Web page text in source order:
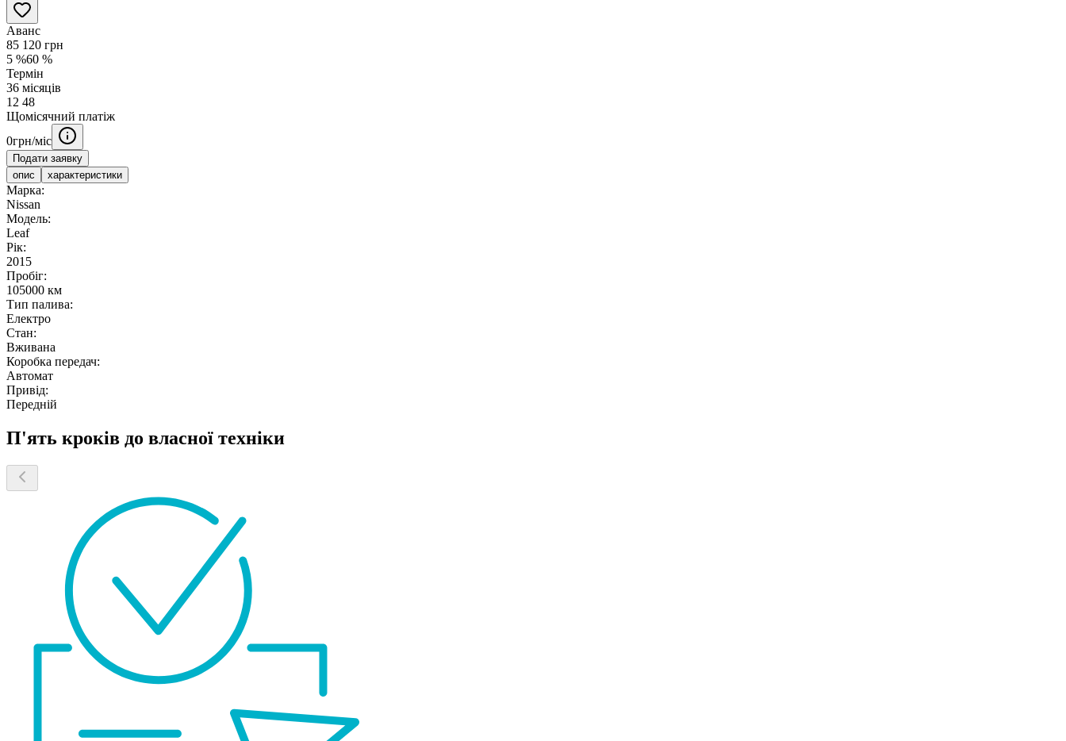
Аванс
85 120 грн
5 %60 %
Термін
36 місяців
12 48
Щомісячний платіж
0грн/міс
Подати заявку
опис
характеристики
Марка:
Nissan
Модель:
Leaf
Рік:
2015
Пробіг:
105000 км
Тип палива:
Електро
Стан:
Вживана
Коробка передач:
Автомат
Привід:
Передній
П'ять кроків до власної техніки